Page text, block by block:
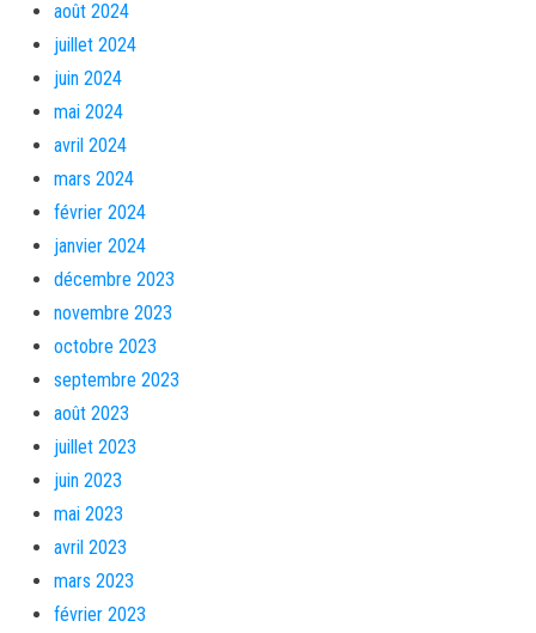
août 2024
juillet 2024
juin 2024
mai 2024
avril 2024
mars 2024
février 2024
janvier 2024
décembre 2023
novembre 2023
octobre 2023
septembre 2023
août 2023
juillet 2023
juin 2023
mai 2023
avril 2023
mars 2023
février 2023